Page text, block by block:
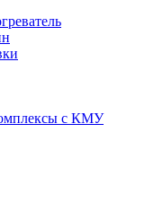
с КМУ